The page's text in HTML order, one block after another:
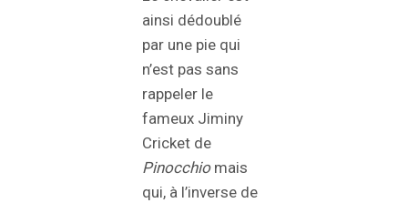
ainsi dédoublé
par une pie qui
n’est pas sans
rappeler le
fameux Jiminy
Cricket de
Pinocchiomais
qui, à l’inverse de